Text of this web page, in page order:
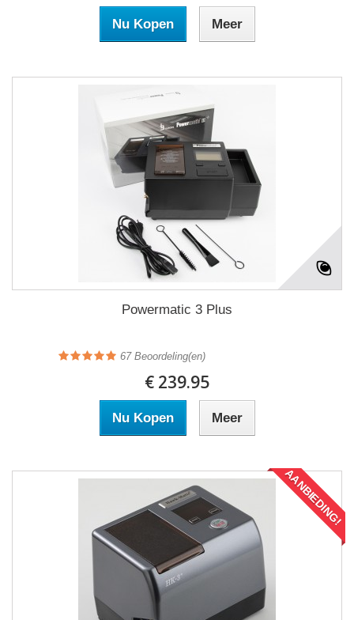
Nu Kopen Meer
Powermatic 3 Plus
67Beoordeling(en)
€ 239.95
Nu Kopen Meer
AANBIEDING!